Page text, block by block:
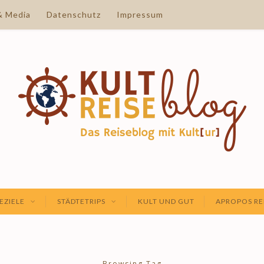
Media Datenschutz Impressum
STÄDTETRIPS KULT UND GUT APROPOS